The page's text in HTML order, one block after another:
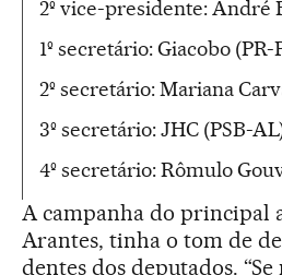
2º vice-presidente: André
1º secretário: Giacobo (PR-
2º secretário: Mariana
3º secretário: JHC (PSB-
4º secretário: Rômulo
A campanha do principal
Arantes, tinha o tom de
dentes dos deputados.